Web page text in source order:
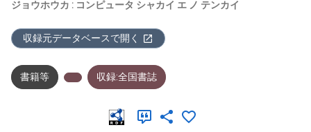
ジョウホウカ : コンピュータ シャカイ エ ノ テンカイ
収録元データベースで開く
書籍等 収録:全国書誌